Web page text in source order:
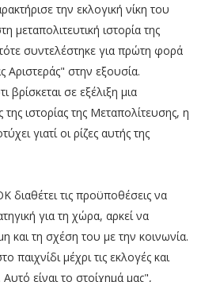
την εκλογική νίκη του
ιστορία της
συντελέστηκε για πρώτη φορά
στην εξουσία.
βρίσκεται σε εξέλιξη μια
ιστορίας της Μεταπολίτευσης, η
γιατί οι ρίζες αυτής της
διαθέτει τις προϋποθέσεις να
για τη χώρα, αρκεί να
και τη σχέση του με την κοινωνία.
μέχρι τις εκλογές και
είναι το στοίχημά μας",